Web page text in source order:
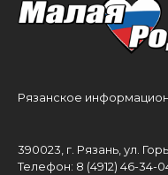
Рязанское
390023, г. Рязань, ул.
Телефон: 8 (4912) 46-34-